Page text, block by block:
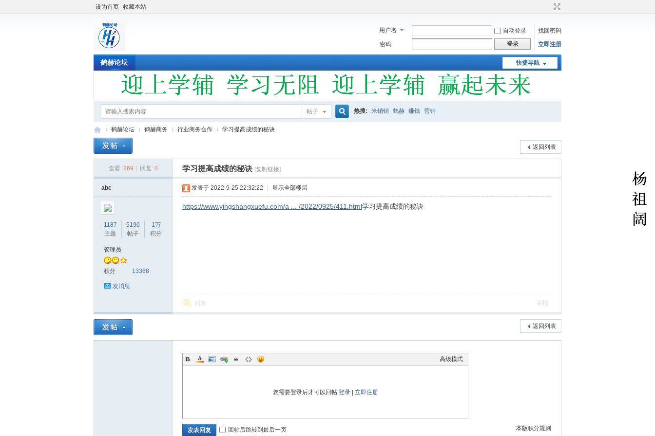
设为首页 收藏本站
用户名 自动登录
找回密码
密码
登录 立即注册
快捷导航
鹤赫论坛
帖子 热搜: 米销销 鹤赫 赚钱 营销
鹤赫论坛 鹤赫商务 行业商务合作
›
学习提高成绩的秘诀
返回列表
查看: 269 回复: 0 学习提高成绩的秘诀 [复制链接]
abc
1187
主题
5190
帖子
1万
积分
管理员
积分 13368
发消息
发表于 2022-9-25 22:32:22 显示全部楼层
https://www.yingshangxuefu.com/a ... /2022/0925/411.html学习提高成绩的秘诀
回复 举报
返回列表
高级模式
您需要登录后才可以回帖 登录| 立即注册
本版积分规则
发表回复 回帖后跳转到最后一页